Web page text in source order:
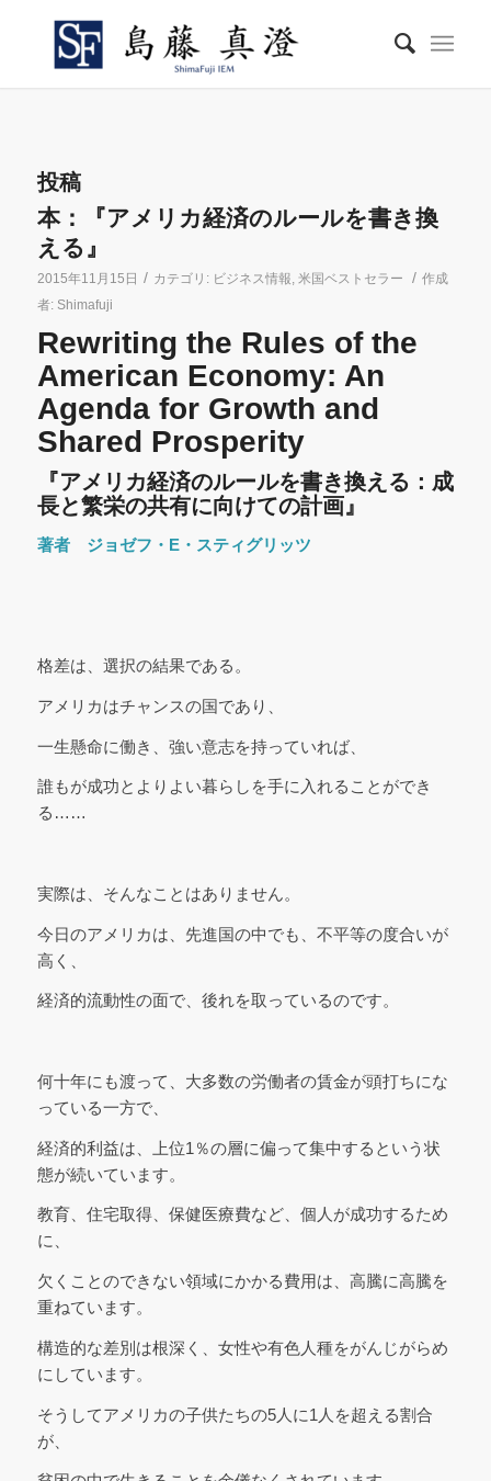
投稿
本：『アメリカ経済のルールを書き換
える』
2015年11月15日 / カテゴリ: ビジネス情報, 米国ベストセラー / 作成
者: Shimafuji
Rewriting the Rules of the
American Economy: An
Agenda for Growth and
Shared Prosperity
『アメリカ経済のルールを書き換える：成
長と繁栄の共有に向けての計画』
著者 ジョゼフ・E・スティグリッツ
格差は、選択の結果である。
アメリカはチャンスの国であり、
一生懸命に働き、強い意志を持っていれば、
誰もが成功とよりよい暮らしを手に入れることができ
る……
実際は、そんなことはありません。
今日のアメリカは、先進国の中でも、不平等の度合いが
高く、
経済的流動性の面で、後れを取っているのです。
何十年にも渡って、大多数の労働者の賃金が頭打ちにな
っている一方で、
経済的利益は、上位1％の層に偏って集中するという状
態が続いています。
教育、住宅取得、保健医療費など、個人が成功するため
に、
欠くことのできない領域にかかる費用は、高騰に高騰を
重ねています。
構造的な差別は根深く、女性や有色人種をがんじがらめ
にしています。
そうしてアメリカの子供たちの5人に1人を超える割合
が、